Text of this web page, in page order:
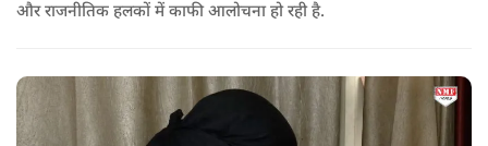
और राजनीतिक हलकों में काफी आलोचना हो रही है.